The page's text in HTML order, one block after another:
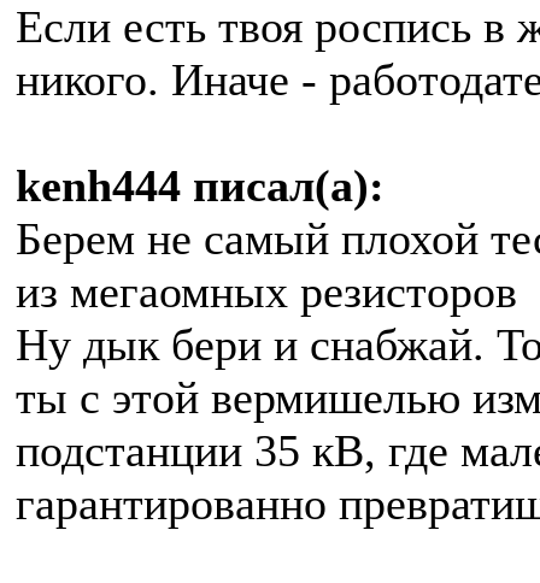
Если есть твоя роспись
никого. Иначе -
kenh444 писал(а):
Берем не самый плохой
из мегаомных резисторов
Ну дык бери и снабжай.
ты с этой вермишелью
подстанции 35 кВ, где
гарантированно